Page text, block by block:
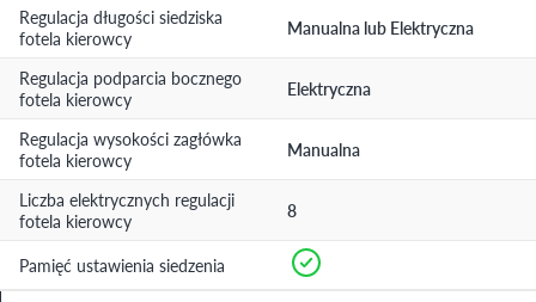
Regulacja długości siedziska
fotela kierowcy
Manualna lub Elektryczna
Regulacja podparcia bocznego
fotela kierowcy
Elektryczna
Regulacja wysokości zagłówka
fotela kierowcy
Manualna
Liczba elektrycznych regulacji
fotela kierowcy
8
Pamięć ustawienia siedzenia